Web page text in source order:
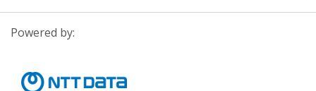
Powered by: